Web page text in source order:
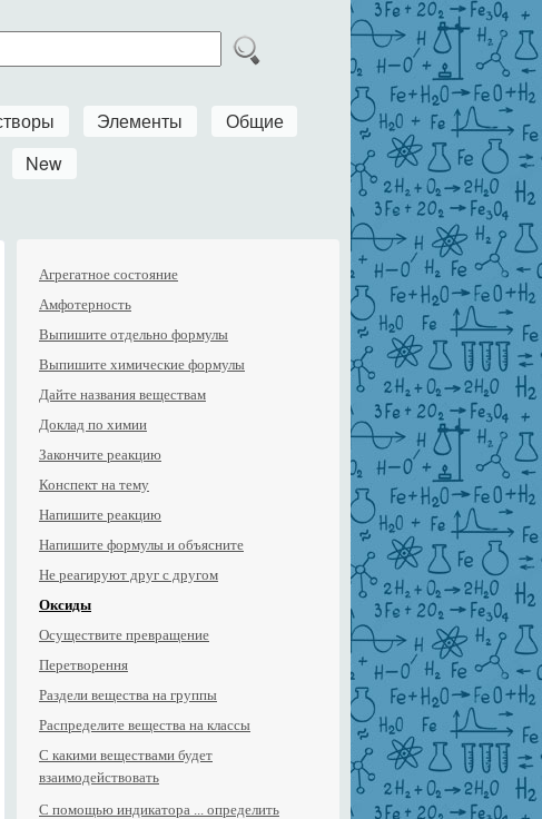
Элементы
Общие
New
Агрегатное состояние
Амфотерность
Выпишите отдельно формулы
Выпишите химические формулы
Дайте названия веществам
Доклад по химии
Закончите реакцию
Конспект на тему
Напишите реакцию
Напишите формулы и объясните
Не реагируют друг с другом
Оксиды
Осуществите превращение
Перетворення
Раздели вещества на группы
Распределите вещества на классы
С какими веществами будет
взаимодействовать
С помощью индикатора ... определить